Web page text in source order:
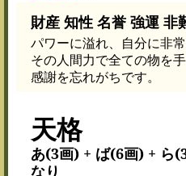
財産 知性 名誉 強運 非
パワーに溢れ、自分に非
その人間力で全ての物を
感謝を忘れがちです。
天格
あ(3画) + ば(6画) + ら
なり